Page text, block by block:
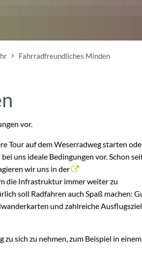
Fahrradfreundliches Minden
vor.
Tour auf dem Weserradweg starten
uns ideale Bedingungen vor. Schon
wir uns in der
die Infrastruktur immer weiter zu
soll Radfahren auch Spaß machen:
und zahlreiche
sich zu nehmen, zum Beispiel in einem